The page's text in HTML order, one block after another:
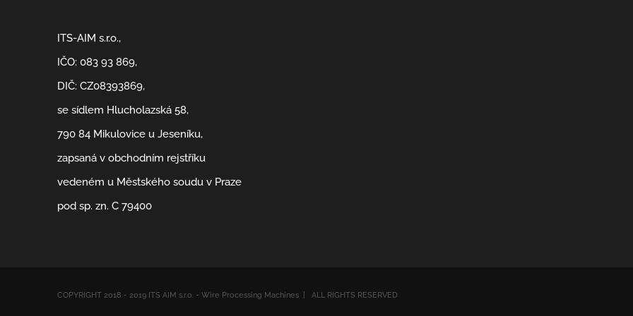
ITS-AIM s.r.o.,
IČO: 083 93 869,
DIČ: CZ08393869,
se sídlem Hlucholazská 58,
790 84 Mikulovice u Jeseníku,
zapsaná v obchodním rejstříku
vedeném u Městského soudu v Praze
pod sp. zn. C 79400
COPYRIGHT 2018 - 2019 ITS AIM s.r.o. - Wire Processing Machines | ALL RIGHTS RESERVED